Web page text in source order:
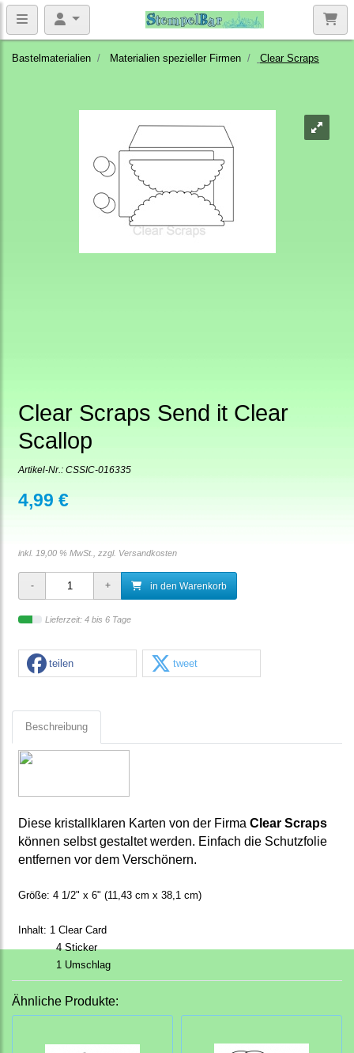
Bastelmaterialien Materialien spezieller Firmen Clear Scraps
Clear Scraps Send it Clear
Scallop
Artikel-Nr.: CSSIC-016335
4,99 €
inkl. 19,00 % MwSt., zzgl. Versandkosten
in den Warenkorb
Lieferzeit: 4 bis 6 Tage
teilen tweet
Beschreibung
Diese kristallklaren Karten von der Firma Clear Scraps
können selbst gestaltet werden. Einfach die Schutzfolie
entfernen vor dem Verschönern.
Größe: 4 1/2" x 6" (11,43 cm x 38,1 cm)
Inhalt: 1 Clear Card
4 Sticker
1 Umschlag
Ähnliche Produkte: